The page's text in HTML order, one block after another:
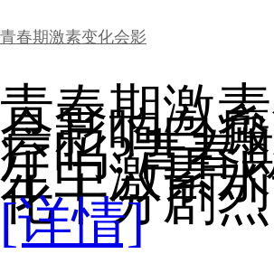
青春期激素变化会影
青春期激
会影响白
疗吗?青春
生中激素
化十分剧
[详情]